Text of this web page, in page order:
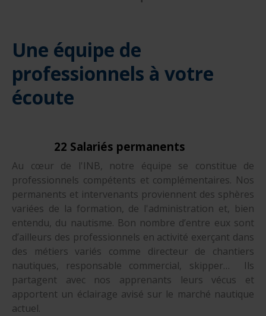
Une équipe de
professionnels à votre
écoute
22 Salariés permanents
Au cœur de l'INB, notre équipe se constitue de
professionnels compétents et complémentaires. Nos
permanents et intervenants proviennent des sphères
variées de la formation, de l'administration et, bien
entendu, du nautisme. Bon nombre d’entre eux sont
d’ailleurs des professionnels en activité exerçant dans
des métiers variés comme directeur de chantiers
nautiques, responsable commercial, skipper… Ils
partagent avec nos apprenants leurs vécus et
apportent un éclairage avisé sur le marché nautique
actuel.